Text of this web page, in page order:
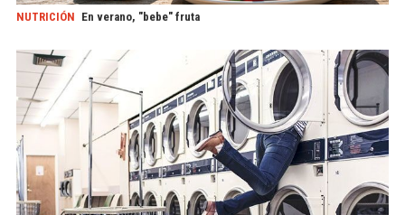
NUTRICIÓN En verano, "bebe" fruta